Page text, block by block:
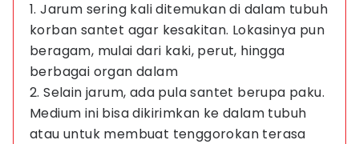
1. Jarum sering kali ditemukan di dalam tubuh
korban santet agar kesakitan. Lokasinya pun
beragam, mulai dari kaki, perut, hingga
berbagai organ dalam
2. Selain jarum, ada pula santet berupa paku.
Medium ini bisa dikirimkan ke dalam tubuh
atau untuk membuat tenggorokan terasa